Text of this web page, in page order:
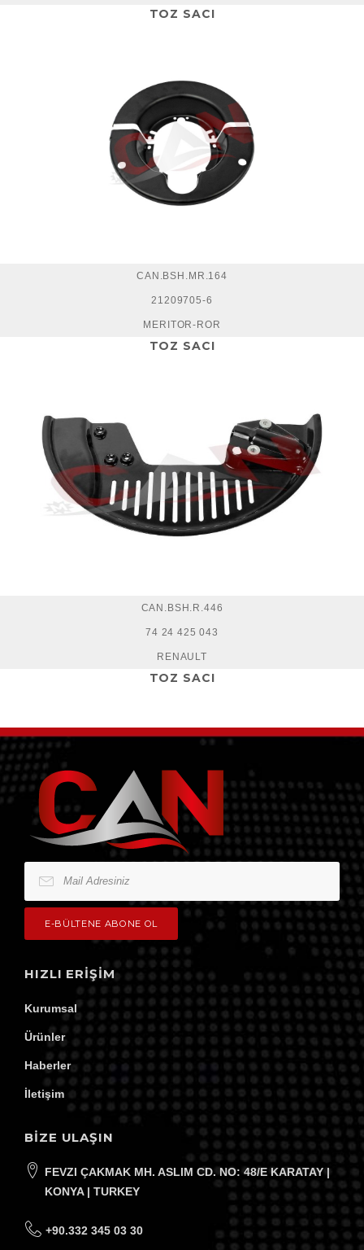
TOZ SACI
CAN.BSH.MR.164
21209705-6
MERITOR-ROR
TOZ SACI
CAN.BSH.R.446
74 24 425 043
RENAULT
TOZ SACI
HIZLI ERIŞIM
Kurumsal
Ürünler
Haberler
İletişim
BİZE ULAŞIN
FEVZI ÇAKMAK MH. ASLIM CD. NO: 48/E KARATAY |
KONYA | TURKEY
+90.332 345 03 30